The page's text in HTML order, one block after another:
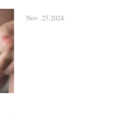
Nov .25.2024